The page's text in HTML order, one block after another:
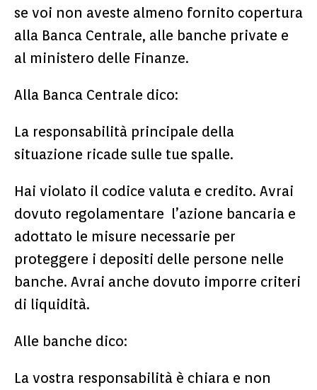
se voi non aveste almeno fornito copertura
alla Banca Centrale, alle banche private e
al ministero delle Finanze.
Alla Banca Centrale dico:
La responsabilità principale della
situazione ricade sulle tue spalle.
Hai violato il codice valuta e credito. Avrai
dovuto regolamentare l’azione bancaria e
adottato le misure necessarie per
proteggere i depositi delle persone nelle
banche. Avrai anche dovuto imporre criteri
di liquidità.
Alle banche dico:
La vostra responsabilità è chiara e non